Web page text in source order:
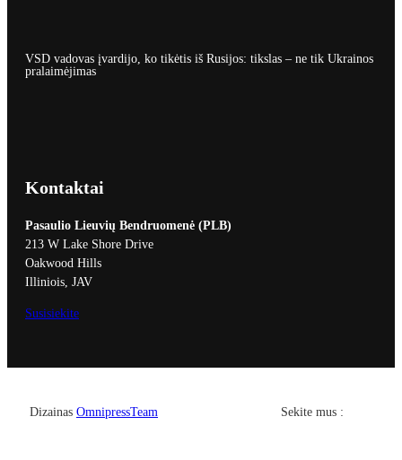
VSD vadovas įvardijo, ko tikėtis iš Rusijos: tikslas – ne tik Ukrainos
pralaimėjimas
Kontaktai
Pasaulio Lieuvių Bendruomenė (PLB)
213 W Lake Shore Drive
Oakwood Hills
Illiniois, JAV
Susisiekite
Dizainas OmnipressTeam Sekite mus :